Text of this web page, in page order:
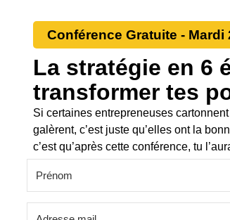
Conférence Gratuite - Mardi
La stratégie en 6
transformer tes
Si certaines entrepreneuses
galèrent, c’est juste qu’elles ont la
c’est qu’après cette conférence, tu